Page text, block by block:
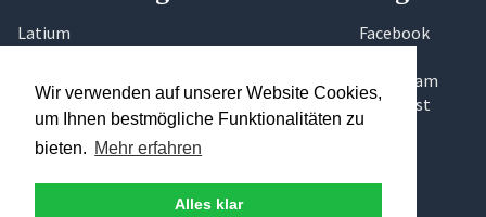
Wir verwenden auf unserer Website Cookies,
um Ihnen bestmögliche Funktionalitäten zu
bieten. Mehr erfahren
Alles klar
Latium
Sizilien
Toskana
Umbrien
Facebook
Instagram
Pinterest